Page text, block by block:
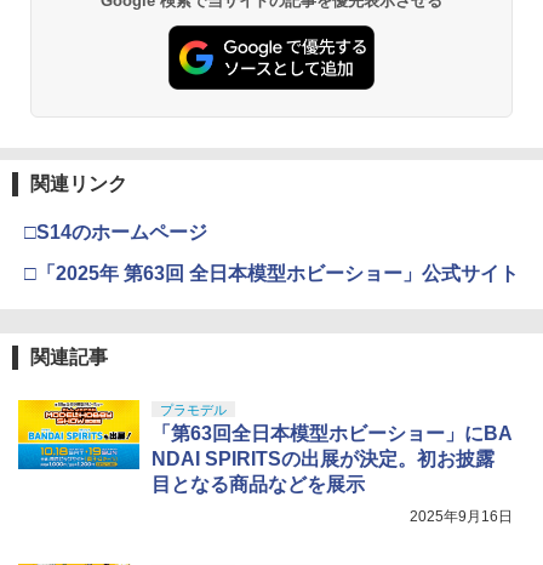
関連リンク
□S14のホームページ
□「2025年 第63回 全日本模型ホビーショー」公式サイト
関連記事
プラモデル
「第63回全日本模型ホビーショー」にBA
NDAI SPIRITSの出展が決定。初お披露
目となる商品などを展示
2025年9月16日